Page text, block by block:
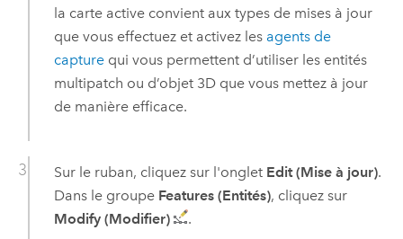
la carte active convient aux types de mises à jour
que vous effectuez et activez les agents de
capturequi vous permettent d’utiliser les entités
multipatch ou d’objet 3D que vous mettez à jour
de manière efficace.
Sur le ruban, cliquez sur l'onglet Edit (Mise à jour).
Dans le groupe Features (Entités), cliquez sur
Modify (Modifier)
.